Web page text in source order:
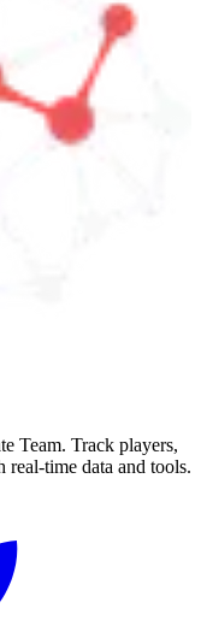
Team. Track players,
real-time data and tools.